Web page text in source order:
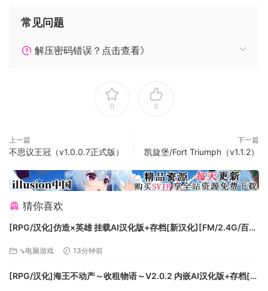
风格化的游戏画面
处在科幻神秘主义氛围当中。
把握战场局势使用模块（Cell）释放法术、召唤生物
移动英雄，躲避枪林弹雨
常见问题
解压密码错误？点击查看》
0 0
上一篇
不思议王冠（v1.0.0.7正式版）
下一篇
凯旋堡/Fort Triumph（v1.1.2）
猜你喜欢
[RPG/汉化]仿造×英雄 挂载AI汉化版+存档[新汉化][FM/2.4G/百
⇘电脑游戏 13分钟前
[RPG/汉化]海王不动产～收租物语～V2.0.2 内嵌AI汉化版+存档[新